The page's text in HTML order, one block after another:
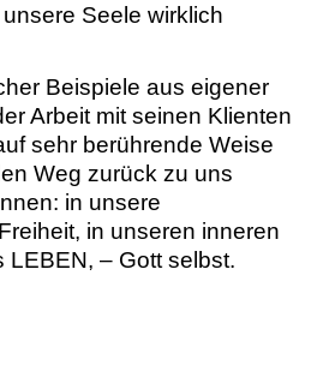
Seele wirklich
Beispiele aus eigener
Arbeit mit seinen Klienten
sehr berührende Weise
Weg zurück zu uns
in unsere
in unseren inneren
LEBEN, – Gott selbst.